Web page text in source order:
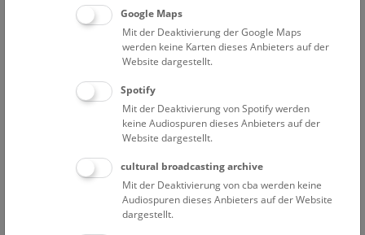
Google Maps
Mit der Deaktivierung der Google Maps
werden keine Karten dieses Anbieters auf der
Website dargestellt.
Spotify
Mit der Deaktivierung von Spotify werden
keine Audiospuren dieses Anbieters auf der
Website dargestellt.
cultural broadcasting archive
Mit der Deaktivierung von cba werden keine
Audiospuren dieses Anbieters auf der Website
dargestellt.